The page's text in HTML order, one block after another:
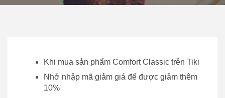
Khi mua sản phẩm Comfort Classic trên Tiki
Nhớ nhập mã giảm giá để được giảm thêm
10%